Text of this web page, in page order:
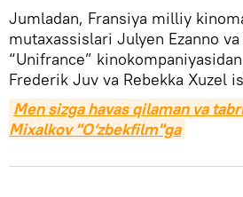
Jumladan, Fransiya milliy
mutaxassislari Julyen Ezanno
“Unifrance”
Frederik Juv va Rebekka Xuzel
Men sizga havas qilaman va
Mixalkov "O‘zbekfilm"ga